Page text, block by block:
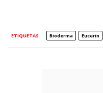
ETIQUETAS Bioderma Eucerin